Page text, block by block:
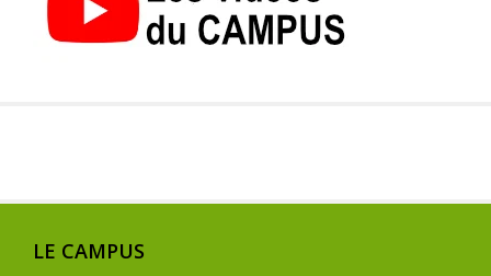
LE CAMPUS